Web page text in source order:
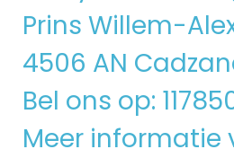
Prins Willem-
4506 AN
Bel ons op:
Meer informatie